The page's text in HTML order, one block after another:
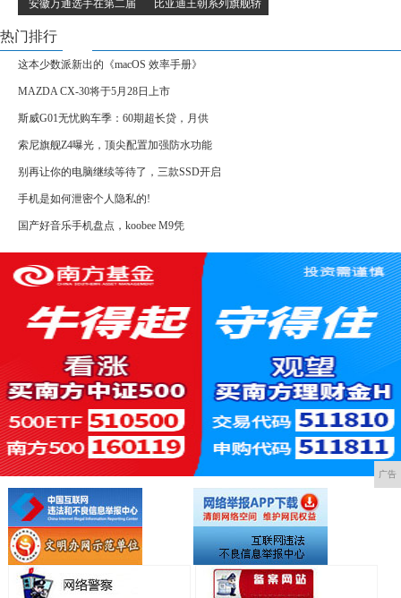
安徽万通选手在第二届 比亚迪王朝系列旗舰轿
热门排行
这本少数派新出的《macOS 效率手册》
MAZDA CX-30将于5月28日上市
斯威G01无忧购车季：60期超长贷，月供
索尼旗舰Z4曝光，顶尖配置加强防水功能
别再让你的电脑继续等待了，三款SSD开启
手机是如何泄密个人隐私的!
国产好音乐手机盘点，koobee M9凭
广告